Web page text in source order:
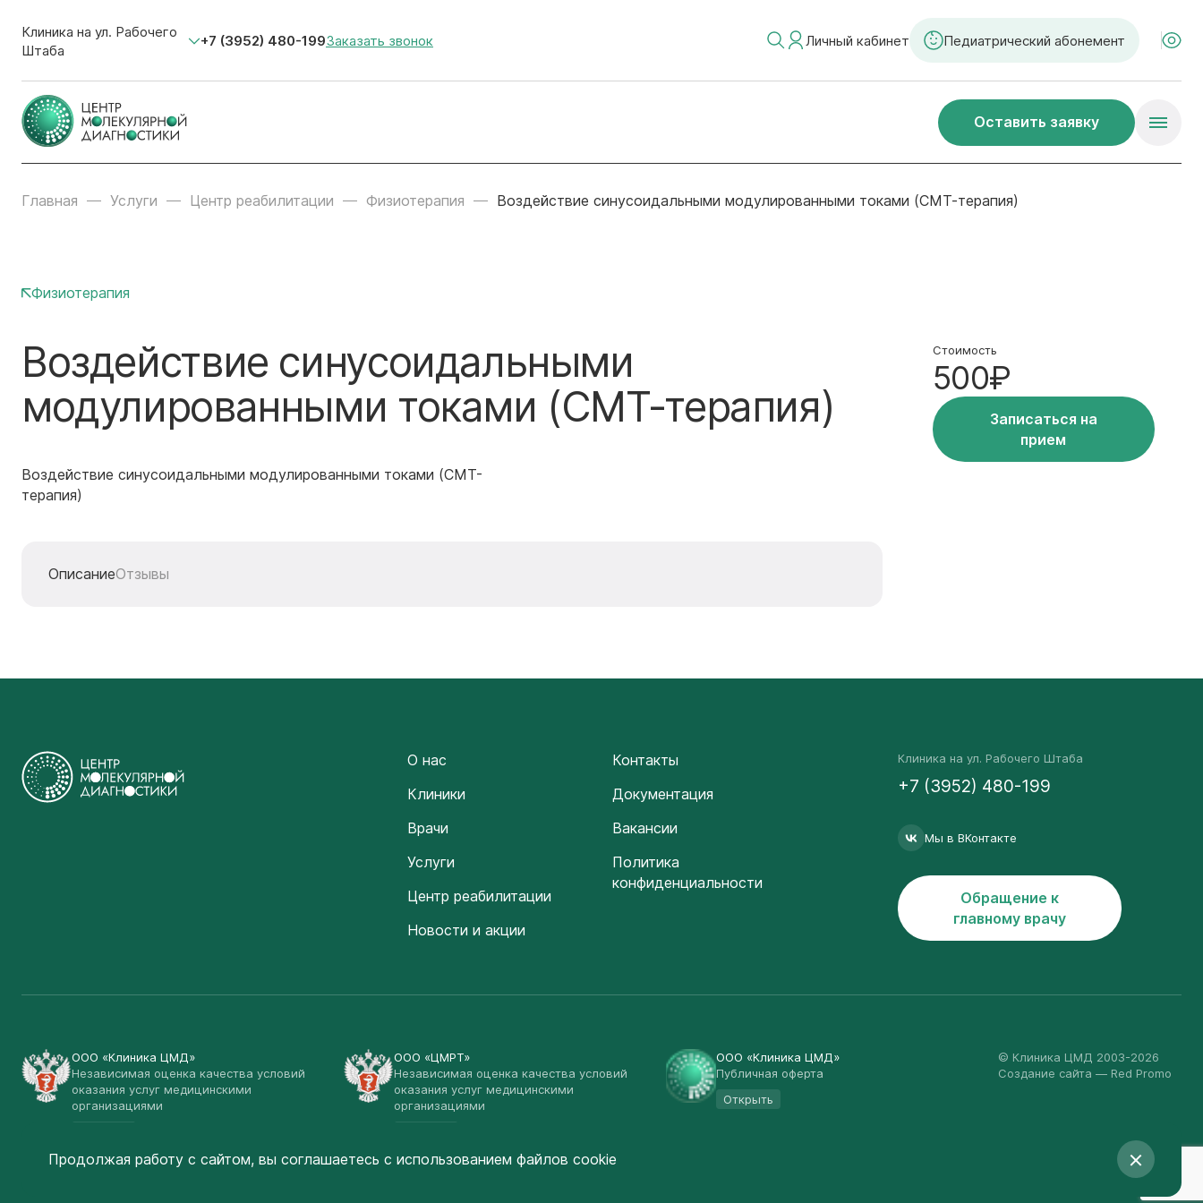
Клиника на ул. Рабочего
Штаба
+7 (3952) 480-199Заказать звонок Личный кабинет Педиатрический абонемент
Оставить заявку
Главная Услуги Центр реабилитации Физиотерапия Воздействие синусоидальными модулированными токами (СМТ-терапия)
Физиотерапия
Воздействие синусоидальными
модулированными токами (СМТ-терапия)
Воздействие синусоидальными модулированными токами (СМТ-
терапия)
ОписаниеОтзывы
Стоимость
500₽
Записаться на
прием
О нас
Клиники
Врачи
Услуги
Центр реабилитации
Новости и акции
Контакты
Документация
Вакансии
Политика
конфиденциальности
Клиника на ул. Рабочего Штаба
+7 (3952) 480-199
Мы в ВКонтакте
Обращение к
главному врачу
ООО «Клиника ЦМД»
Независимая оценка качества условий
оказания услуг медицинскими
организациями
ООО «ЦМРТ»
Независимая оценка качества условий
оказания услуг медицинскими
организациями
ООО «Клиника ЦМД»
Публичная оферта
Открыть
© Клиника ЦМД 2003-2026
Создание сайта — Red Promo
Продолжая работу с сайтом, вы соглашаетесь с использованием файлов cookie